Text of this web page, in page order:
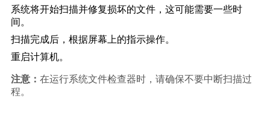
系统将开始扫描并修复损坏的文件，这可能需要一些时
间。
扫描完成后，根据屏幕上的指示操作。
重启计算机。
注意： 在运行系统文件检查器时，请确保不要中断扫描过
程。